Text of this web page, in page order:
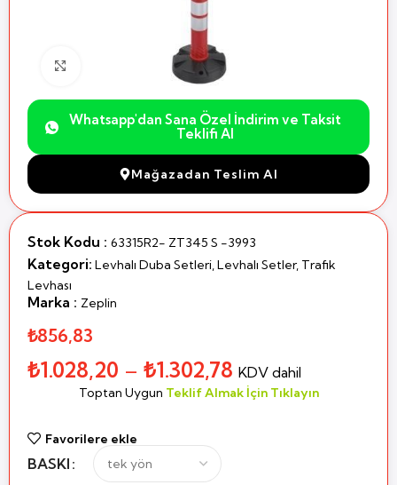
Büyütmek için Tıklayın
Whatsapp'dan Sana Özel İndirim ve Taksit
Teklifi Al
Mağazadan Teslim Al
Stok Kodu : 63315R2- ZT345 S -3993
Kategori: Levhalı Duba Setleri,Levhalı Setler, Trafik
Levhası
Marka : Zeplin
₺856,83
₺1.028,20 – ₺1.302,78 KDV dahil
Toptan Uygun Teklif Almak İçin Tıklayın
Favorilere ekle
BASKI